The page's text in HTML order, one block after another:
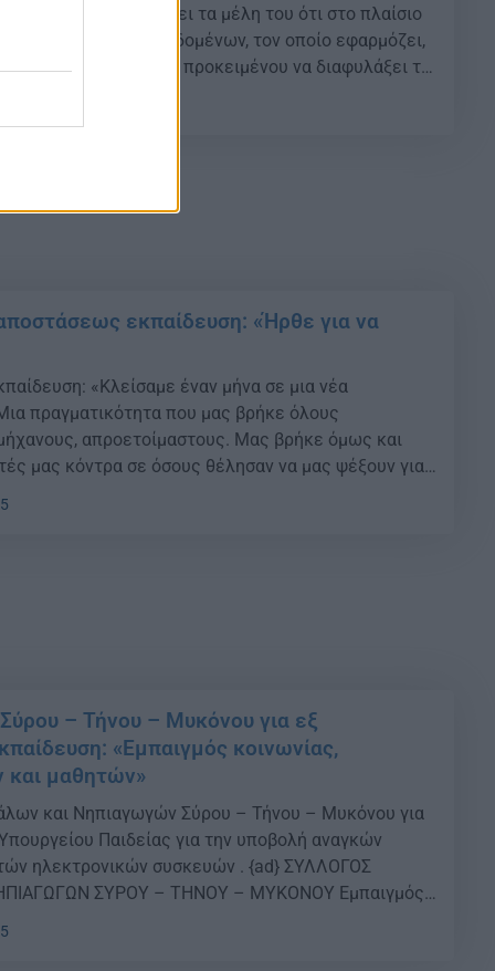
Δίκτυο διαβεβαιώνει τα μέλη του ότι στο πλαίσιο
Προστασίας Δεδομένων, τον οποίο εφαρμόζει,
μέτρα, προκειμένου να διαφυλάξει τα
εκπαίδευση: «Ήρθε για να
«Κλείσαμε έναν μήνα σε μια νέα
πραγματικότητα που μας βρήκε όλους
απροετοίμαστους. Μας βρήκε όμως και
μας κόντρα σε όσους θέλησαν να μας ψέξουν για
ο ΠΑΣΑΔ σε ανακοίνωσή του και συνεχίζει: {ad}
ήταν στην αρχή τους, αμέσως […]
Σύρου – Τήνου – Μυκόνου για εξ
«Εμπαιγμός κοινωνίας,
και μαθητών»
και Νηπιαγωγών Σύρου – Τήνου – Μυκόνου για
Παιδείας για την υποβολή αναγκών
ηλεκτρονικών συσκευών . {ad} ΣΥΛΛΟΓΟΣ
ΣΥΡΟΥ – ΤΗΝΟΥ – ΜΥΚΟΝΟΥ Εμπαιγμός
και μαθητών, της λαϊκής οικογένειας
την Κα Κεραμέως και την κυβέρνηση! Το […]